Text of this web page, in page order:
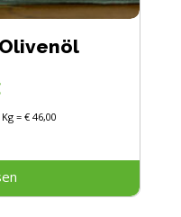
= € 46,00